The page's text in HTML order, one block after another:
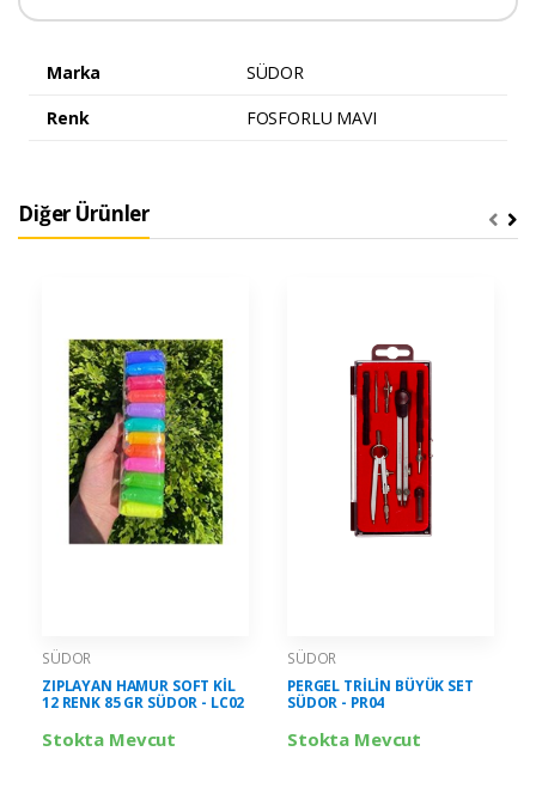
Marka
SÜDOR
Renk
FOSFORLU MAVI
Diğer Ürünler
SÜDOR
ZIPLAYAN HAMUR SOFT KİL
12 RENK 85 GR SÜDOR - LC02
Stokta Mevcut
SÜDOR
PERGEL TRİLİN BÜYÜK SET
SÜDOR - PR04
Stokta Mevcut